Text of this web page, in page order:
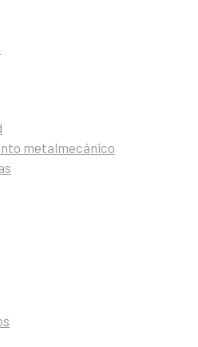
metalmecánico